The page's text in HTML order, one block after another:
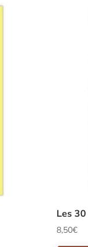
Les
8,50€